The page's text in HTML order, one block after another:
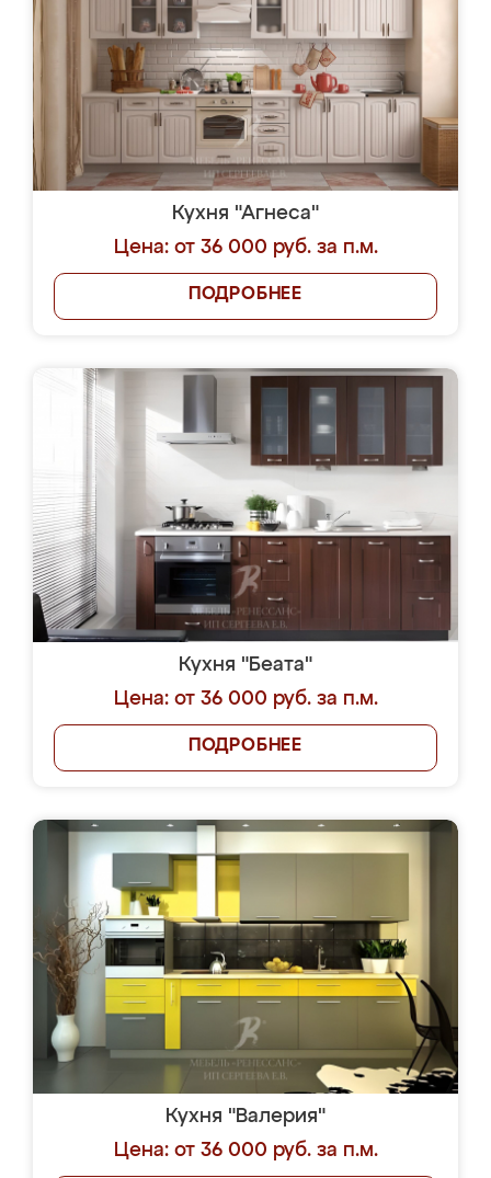
Кухня "Агнеса"
Цена: от 36 000 руб. за п.м.
ПОДРОБНЕЕ
Кухня "Беата"
Цена: от 36 000 руб. за п.м.
ПОДРОБНЕЕ
Кухня "Валерия"
Цена: от 36 000 руб. за п.м.